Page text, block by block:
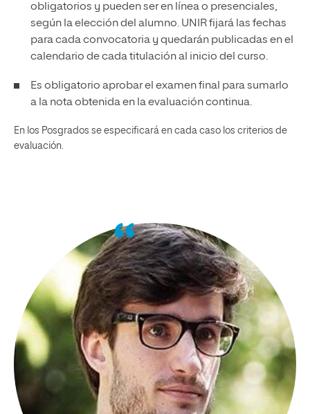
obligatorios y pueden ser en línea o presenciales,
según la elección del alumno. UNIR fijará las fechas
para cada convocatoria y quedarán publicadas en el
calendario de cada titulación al inicio del curso.
Es obligatorio aprobar el examen final para sumarlo
a la nota obtenida en la evaluación continua.
En los Posgrados se especificará en cada caso los criterios de
evaluación.